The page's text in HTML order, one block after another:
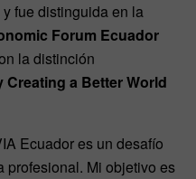
y fue distinguida en la
Forum Ecuador
la distinción
Creating a Better World
Ecuador es un desafío
profesional. Mi objetivo es